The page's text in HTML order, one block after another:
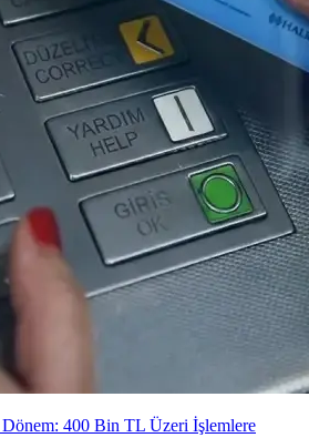
Dönem: 400 Bin TL Üzeri İşlemlere